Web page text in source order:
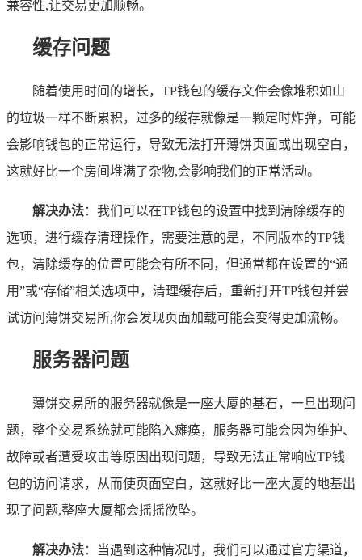
兼容性,让交易更加顺畅。
缓存问题
随着使用时间的增长，TP钱包的缓存文件会像堆积如山
的垃圾一样不断累积，过多的缓存就像是一颗定时炸弹，可能
会影响钱包的正常运行，导致无法打开薄饼页面或出现空白，
这就好比一个房间堆满了杂物,会影响我们的正常活动。
解决办法：我们可以在TP钱包的设置中找到清除缓存的
选项，进行缓存清理操作，需要注意的是，不同版本的TP钱
包，清除缓存的位置可能会有所不同，但通常都在设置的“通
用”或“存储”相关选项中，清理缓存后，重新打开TP钱包并尝
试访问薄饼交易所,你会发现页面加载可能会变得更加流畅。
服务器问题
薄饼交易所的服务器就像是一座大厦的基石，一旦出现问
题，整个交易系统就可能陷入瘫痪，服务器可能会因为维护、
故障或者遭受攻击等原因出现问题，导致无法正常响应TP钱
包的访问请求，从而使页面空白，这就好比一座大厦的地基出
现了问题,整座大厦都会摇摇欲坠。
解决办法：当遇到这种情况时，我们可以通过官方渠道，